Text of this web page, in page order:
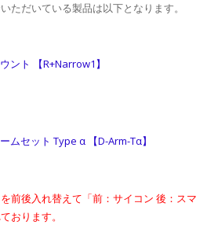
ただいている製品は以下となります。
ント 【R+Narrow1】
ムセット Type α 【D-Arm-Tα】
前後入れ替えて「前：サイコン 後：スマ
おります。